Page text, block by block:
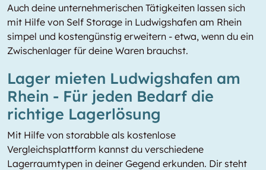
Auch deine unternehmerischen Tätigkeiten lassen sich
mit Hilfe von Self Storage in Ludwigshafen am Rhein
simpel und kostengünstig erweitern - etwa, wenn du ein
Zwischenlager für deine Waren brauchst.
Lager mieten Ludwigshafen am
Rhein - Für jeden Bedarf die
richtige Lagerlösung
Mit Hilfe von storabble als kostenlose
Vergleichsplattform kannst du verschiedene
Lagerraumtypen in deiner Gegend erkunden. Dir steht